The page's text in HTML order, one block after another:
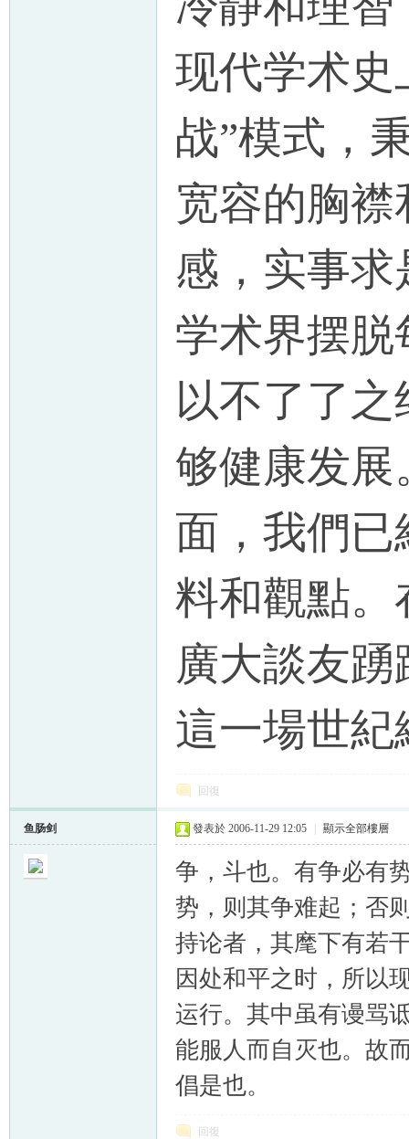
现代学术史
战”模式，
宽容的胸
感，实事
学术界摆脱
以不了了
够健康发
面，我們
料和觀點。
廣大談友
這一場世
回復
鱼肠剑 發表於 2006-11-29 12:05 顯示全部樓層
争，斗也。有争必有
势，则其争难起；否
持论者，其麾下有若
因处和平之时，所以
运行。其中虽有谩骂
能服人而自灭也。故
倡是也。
回復